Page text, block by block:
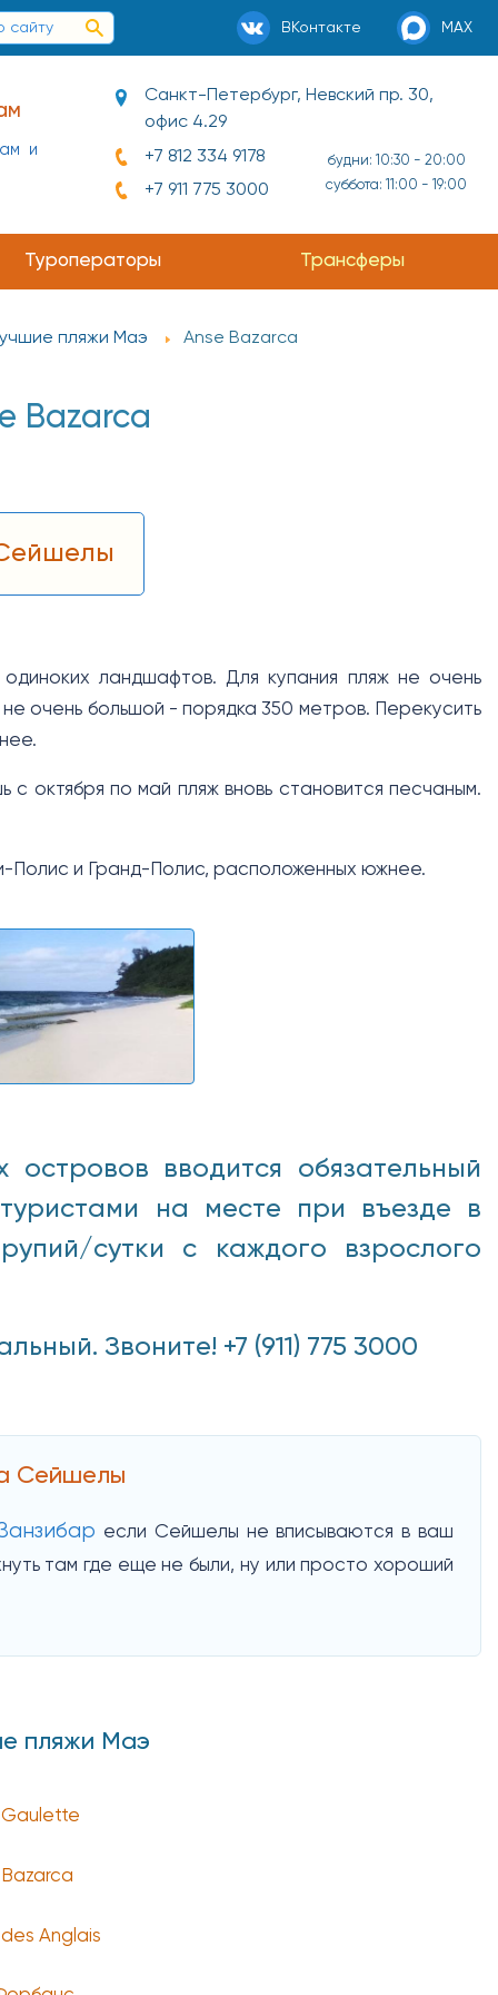
ВКонтакте MAX
и
Санкт-Петербург, Невский пр. 30,
офис 4.29
+7 812 334 9178
+7 911 775 3000
будни: 10:30 - 20:00
суббота: 11:00 - 19:00
Туроператоры Трансферы
пляжи Маэ Anse Bazarca
Bazarca
ландшафтов. Для купания пляж не очень
очень большой - порядка 350 метров. Перекусить
октября по май пляж вновь становится песчаным.
Полис и Гранд-Полис, расположенных южнее.
вводится обязательный
на месте при въезде в
сутки с каждого взрослого
Звоните! +7 (911) 775 3000
Сейшелы
если Сейшелы не вписываются в ваш
там где еще не были, ну или просто хороший
пляжи Маэ
Gaulette
Anglais